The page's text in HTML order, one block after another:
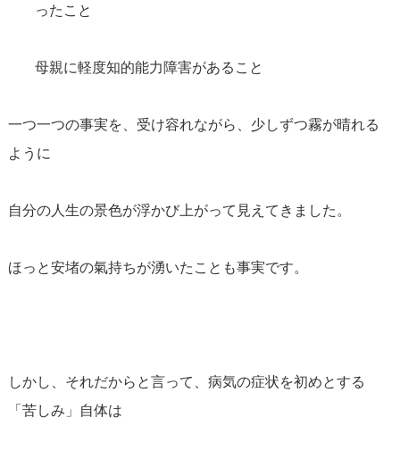
ったこと
母親に軽度知的能力障害があること
一つ一つの事実を、受け容れながら、少しずつ霧が晴れる
ように
自分の人生の景色が浮かび上がって見えてきました。
ほっと安堵の氣持ちが湧いたことも事実です。
しかし、それだからと言って、病気の症状を初めとする
「苦しみ」自体は